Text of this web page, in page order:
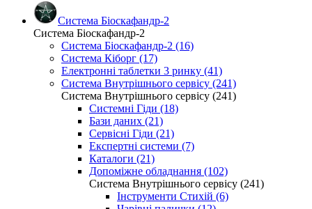
Система Біоскафандр-2
Система Біоскафандр-2
Система Біоскафандр-2 (16)
Система Кіборг (17)
Електронні таблетки 3 ринку (41)
Система Внутрішнього сервісу (241)
Система Внутрішнього сервісу (241)
Системні Гіди (18)
Бази даних (21)
Сервісні Гіди (21)
Експертні системи (7)
Каталоги (21)
Допоміжне обладнання (102)
Система Внутрішнього сервісу (241)
Інструменти Стихій (6)